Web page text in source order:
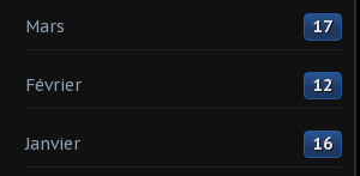
Mars 17
Février 12
Janvier 16